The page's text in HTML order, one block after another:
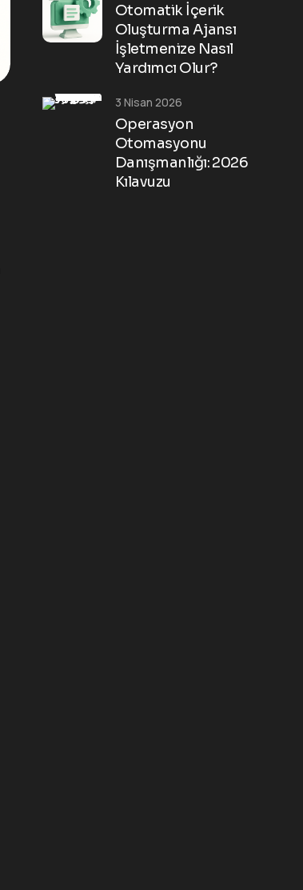
Otomatik İçerik
Oluşturma Ajansı
İşletmenize Nasıl
Yardımcı Olur?
Operasyon
Otomasyonu
Danışmanlığı: 2026
Kılavuzu
3 Nisan 2026